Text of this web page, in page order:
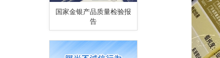
国家金银产品质量检验报
告